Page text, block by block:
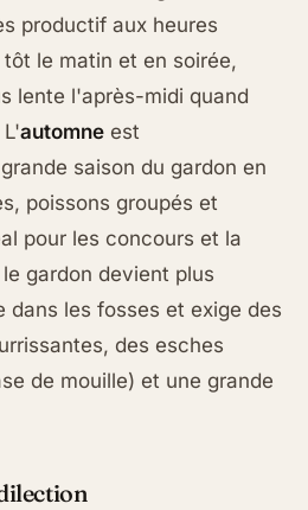
productif aux heures
le matin et en soirée,
lente l'après-midi quand
automne est
saison du gardon en
poissons groupés et
pour les concours et la
le gardon devient plus
dans les fosses et exige des
des esches
de mouille) et une grande